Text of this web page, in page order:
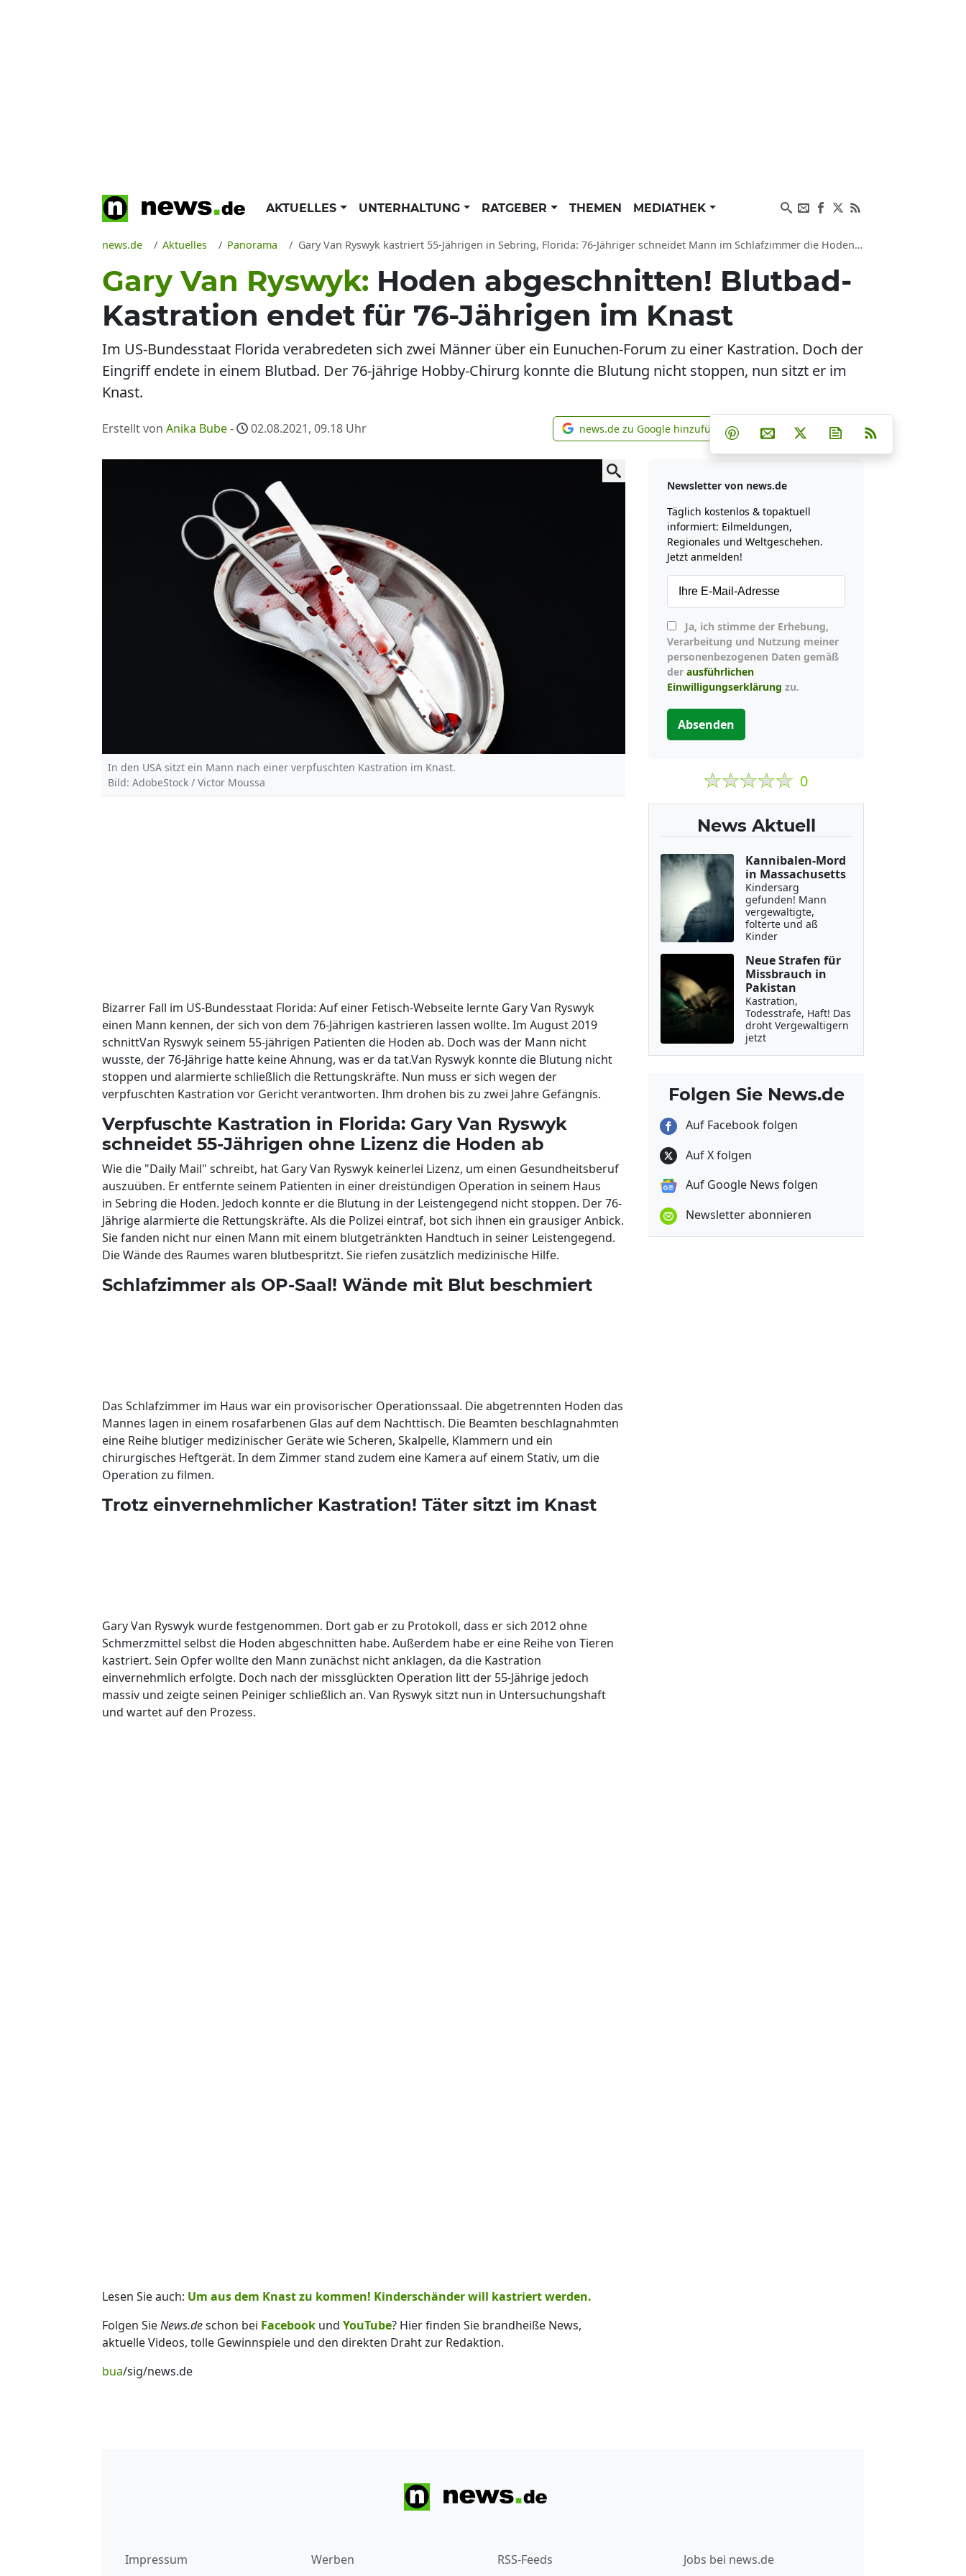
AKTUELLES UNTERHALTUNG RATGEBER THEMEN MEDIATHEK
news.de Aktuelles Panorama Gary Van Ryswyk kastriert 55-Jährigen in Sebring, Florida: 76-Jähriger schneidet Mann im Schlafzimmer die Hoden ab
Gary Van Ryswyk: Hoden abgeschnitten! Blutbad-
Kastration endet für 76-Jährigen im Knast
Im US-Bundesstaat Florida verabredeten sich zwei Männer über ein Eunuchen-Forum zu einer Kastration. Doch der
Eingriff endete in einem Blutbad. Der 76-jährige Hobby-Chirurg konnte die Blutung nicht stoppen, nun sitzt er im
Knast.
Erstellt von Anika Bube- 02.08.2021, 09.18 Uhr news.de zu Google hinzufügen
news.de zu Google hinzufügen Teilen auf Facebook
Teilen auf Whatsapp
Teilen auf Telegram
Teilen auf Pinterest
Per E-Mail teilen
Post auf XNewsletter
In den USA sitzt ein Mann nach einer verpfuschten Kastration im Knast.
Bild: AdobeStock / Victor Moussa
Bizarrer Fall im US-Bundesstaat Florida: Auf einer Fetisch-Webseite lernte Gary Van Ryswyk
einen Mann kennen, der sich von dem 76-Jährigen kastrieren lassen wollte. Im August 2019
schnittVan Ryswyk seinem 55-jährigen Patienten die Hoden ab. Doch was der Mann nicht
wusste, der 76-Jährige hatte keine Ahnung, was er da tat.Van Ryswyk konnte die Blutung nicht
stoppen und alarmierte schließlich die Rettungskräfte. Nun muss er sich wegen der
verpfuschten Kastration vor Gericht verantworten. Ihm drohen bis zu zwei Jahre Gefängnis.
Verpfuschte Kastration in Florida: Gary Van Ryswyk
schneidet 55-Jährigen ohne Lizenz die Hoden ab
Wie die "Daily Mail" schreibt, hat Gary Van Ryswyk keinerlei Lizenz, um einen Gesundheitsberuf
auszuüben. Er entfernte seinem Patienten in einer dreistündigen Operation in seinem Haus
in Sebring die Hoden. Jedoch konnte er die Blutung in der Leistengegend nicht stoppen. Der 76-
Jährige alarmierte die Rettungskräfte. Als die Polizei eintraf, bot sich ihnen ein grausiger Anbick.
Sie fanden nicht nur einen Mann mit einem blutgetränkten Handtuch in seiner Leistengegend.
Die Wände des Raumes waren blutbespritzt. Sie riefen zusätzlich medizinische Hilfe.
Schlafzimmer als OP-Saal! Wände mit Blut beschmiert
Das Schlafzimmer im Haus war ein provisorischer Operationssaal. Die abgetrennten Hoden das
Mannes lagen in einem rosafarbenen Glas auf dem Nachttisch. Die Beamten beschlagnahmten
eine Reihe blutiger medizinischer Geräte wie Scheren, Skalpelle, Klammern und ein
chirurgisches Heftgerät. In dem Zimmer stand zudem eine Kamera auf einem Stativ, um die
Operation zu filmen.
Trotz einvernehmlicher Kastration! Täter sitzt im Knast
Gary Van Ryswyk wurde festgenommen. Dort gab er zu Protokoll, dass er sich 2012 ohne
Schmerzmittel selbst die Hoden abgeschnitten habe. Außerdem habe er eine Reihe von Tieren
kastriert. Sein Opfer wollte den Mann zunächst nicht anklagen, da die Kastration
einvernehmlich erfolgte. Doch nach der missglückten Operation litt der 55-Jährige jedoch
massiv und zeigte seinen Peiniger schließlich an. Van Ryswyk sitzt nun in Untersuchungshaft
und wartet auf den Prozess.
Lesen Sie auch: Um aus dem Knast zu kommen! Kinderschänder will kastriert werden.
Folgen SieNews.deschon bei Facebook und YouTube? Hier finden Sie brandheiße News,
aktuelle Videos, tolle Gewinnspiele und den direkten Draht zur Redaktion.
bua/sig/news.de
Newsletter von news.de
Täglich kostenlos & topaktuell
informiert: Eilmeldungen,
Regionales und Weltgeschehen.
Jetzt anmelden!
Verarbeitung und Nutzung meiner
personenbezogenen Daten gemäß
der ausführlichen
Einwilligungserklärung zu.
Absenden
0
News Aktuell
Kannibalen-Mord
in Massachusetts
Kindersarg
gefunden! Mann
vergewaltigte,
folterte und aß
Kinder
Neue Strafen für
Missbrauch in
Pakistan
Kastration,
Todesstrafe, Haft! Das
droht Vergewaltigern
jetzt
Folgen Sie News.de
Auf Facebook folgen
Auf X folgen
Auf Google News folgen
Newsletter abonnieren
Impressum Werben RSS-Feeds Jobs bei news.de